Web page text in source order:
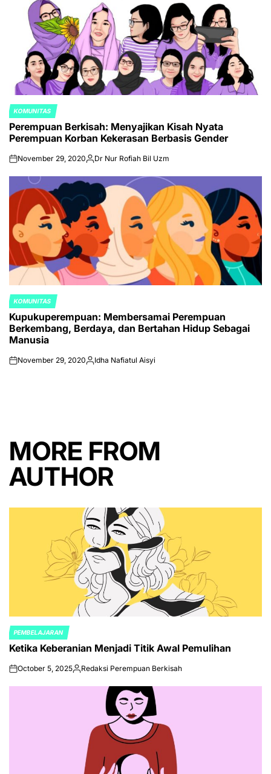
POSTED
IN
KOMUNITAS
Perempuan Berkisah: Menyajikan Kisah Nyata
Perempuan Korban Kekerasan Berbasis Gender
onNovember 29, 2020Posted
Dr Nur Rofiah Bil Uzm
POSTED
IN
KOMUNITAS
Kupukuperempuan: Membersamai Perempuan
Berkembang, Berdaya, dan Bertahan Hidup Sebagai
Manusia
onNovember 29, 2020Posted
Idha Nafiatul Aisyi
MORE FROM
AUTHOR
POSTED
IN
PEMBELAJARAN
Ketika Keberanian Menjadi Titik Awal Pemulihan
onOctober 5, 2025Posted
Redaksi Perempuan Berkisah